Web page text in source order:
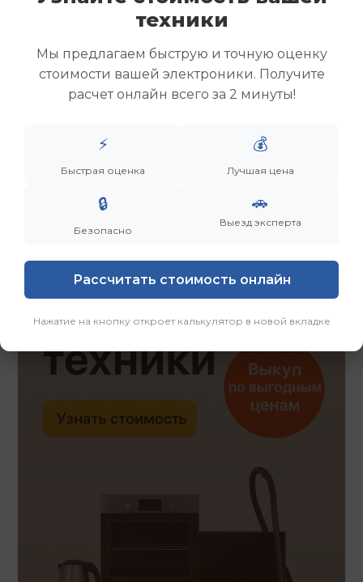
Скупка ноутбуков
Скупка ультрабуков
Скупка игровых ноутбуков
Скупка рабочих ноутбуков
Скупка старых ноутбуков (б/у)
Заказать Смотреть еще
техники
Мы предлагаем быструю и точную оценку
стоимости вашей электроники. Получите
расчет онлайн всего за 2 минуты!
⚡
Быстрая оценка
💰
Лучшая цена
🔒
Безопасно
🚗
Выезд эксперта
Рассчитать стоимость онлайн
Нажатие на кнопку откроет калькулятор в новой вкладке